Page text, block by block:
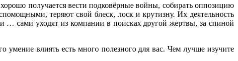
получается вести подковёрные войны, собирать оппозицию
теряют свой блеск, лоск и крутизну. Их деятельность
… сами уходят из компании в поисках другой жертвы, за спиной
влиять есть много полезного для вас. Чем лучше изучите